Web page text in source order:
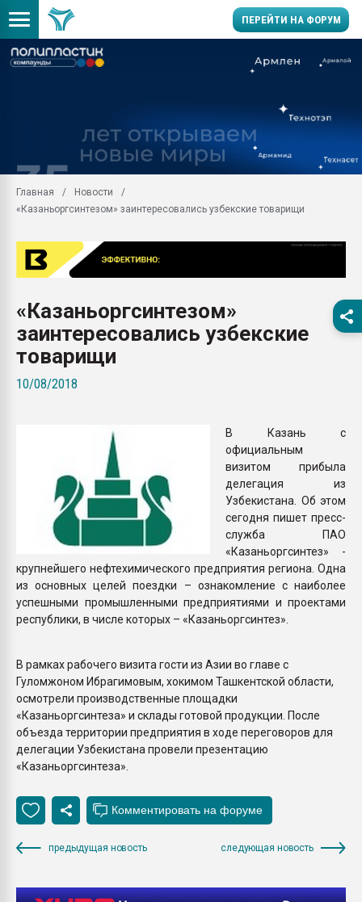
ПЕРЕЙТИ НА ФОРУМ
29.07.2026 ФРП помог
заводу пластмасс"
28.07.2026
28.07.2026
ПЕРЕЙТИ НА
Главная
Новости
«Казаньоргсинтезом» заинтересовались узбекские товарищи
«Казаньоргсинтезом»
заинтересовались узбекские
товарищи
10/08/2018
В Казань с
официальным
визитом прибыла
делегация из
Узбекистана. Об этом
сегодня пишет пресс-
служба ПАО
«Казаньоргсинтез» -
крупнейшего нефтехимического предприятия региона. Одна
из основных целей поездки – ознакомление с наиболее
успешными промышленными предприятиями и проектами
республики, в числе которых – «Казаньоргсинтез».
В рамках рабочего визита гости из Азии во главе с
Гуломжоном Ибрагимовым, хокимом Ташкентской области,
осмотрели производственные площадки
«Казаньоргсинтеза» и склады готовой продукции. После
объезда территории предприятия в ходе переговоров для
делегации Узбекистана провели презентацию
«Казаньоргсинтеза».
предыдущая новость следующая новость